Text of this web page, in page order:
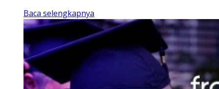
Baca selengkapnya